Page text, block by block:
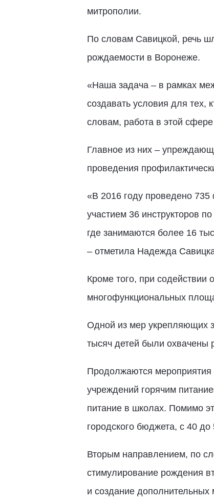
митрополии.
По словам Савицкой, речь
рождаемости в Воронеже.
«Наша задача – в рамках
создавать условия для
словам, работа в этой
Главное из них –
проведения
«В 2016 году проведено 735
участием 36 инструкторов
где занимаются более 16
– отметила Надежда
Кроме того, при содействии
многофункциональных
Одной из мер укрепляющих
тысяч детей были
Продолжаются мероприятия
учреждений горячим
питание в школах. Помимо
городского бюджета, с 40
Вторым направлением, по
стимулирование рождения
и создание дополнительных